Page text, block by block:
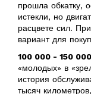
прошла обкатку,
истекли, но
расцвете сил.
вариант для
100 000 - 150
«молодых» в
история
тысяч